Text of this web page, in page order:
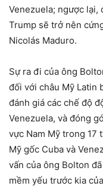
Venezuela; ngược lại,
Trump sẽ trở nên
Nicolás Maduro.
Sự ra đi của ông
đối với châu Mỹ Latin
đánh giá các chế độ
Venezuela, và đóng
vực Nam Mỹ trong 17
Mỹ gốc Cuba và
vấn của ông Bolton
mềm yếu trước kia